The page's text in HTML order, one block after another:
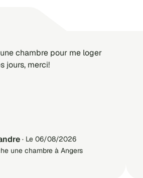
chambre pour me loger
jours, merci!
· Le 06/08/2026
une chambre à Angers